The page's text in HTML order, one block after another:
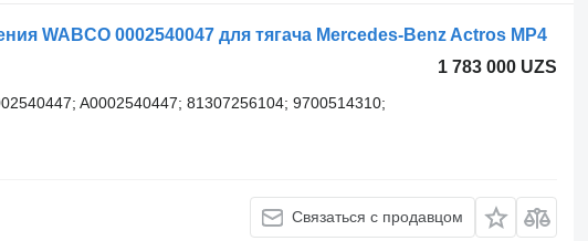
WABCO 0002540047 для тягача Mercedes-Benz Actros MP4
1 783 000 UZS
A0002540447; 81307256104; 9700514310;
Связаться с продавцом